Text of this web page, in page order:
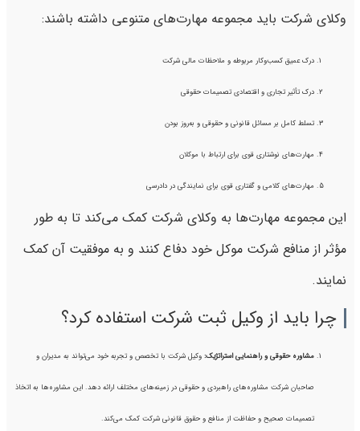
وکلای شرکت باید مجموعه مهارت‌های متنوعی داشته باشند:
درک عمیق کسب‌وکار مربوطه و ملاحظات مالی شرکت
درک تأثیر تجاری و اقتصادی تصمیمات حقوقی
تسلط کامل بر مسائل قانونی و حقوقی و به‌روز بودن
مهارت‌های نوشتاری قوی برای ارتباط با موکلان
مهارت‌های کلامی و گفتاری قوی برای نمایندگی در دادرسی
این مجموعه مهارت‌ها به وکلای شرکت کمک می‌کند تا به طور
مؤثر از منافع شرکت موکل خود دفاع کنند و به موفقیت آن کمک
نمایند.
چرا باید از وکیل ثبت شرکت استفاده کرد؟
مشاوره حقوقی و راهنمایی استراتژیک: وکیل شرکت با تخصص و تجربه خود می‌تواند به مدیران و
صاحبان شرکت مشاوره‌های راهبردی و حقوقی در زمینه‌های مختلف ارائه دهد. این مشاوره‌ها به اتخاذ
تصمیمات صحیح و حفاظت از منافع و حقوق قانونی شرکت کمک می‌کند.